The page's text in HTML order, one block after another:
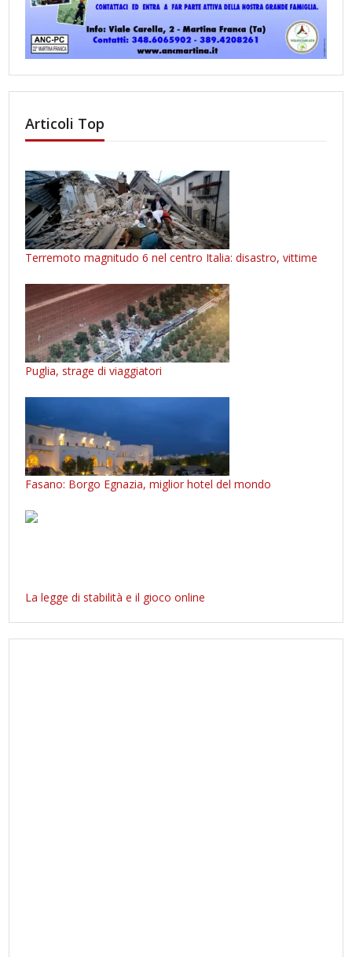
Articoli Top
Terremoto magnitudo 6 nel centro Italia: disastro, vittime
Puglia, strage di viaggiatori
Fasano: Borgo Egnazia, miglior hotel del mondo
La legge di stabilità e il gioco online